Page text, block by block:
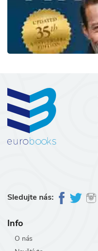
Sledujte nás:
Info
O nás